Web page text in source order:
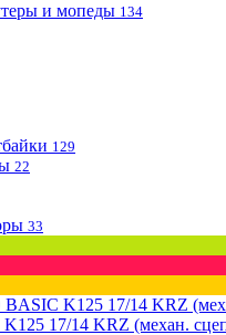
и мопеды 134
129
22
33
17/14 KRZ (механ.